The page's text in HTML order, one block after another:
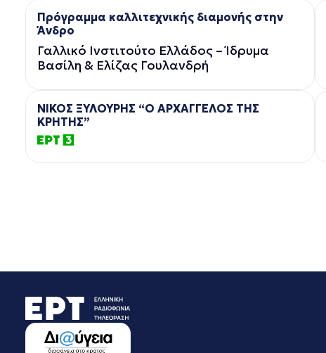
Πρόγραμμα καλλιτεχνικής διαμονής στην
Άνδρο
Γαλλικό Ινστιτούτο Ελλάδος – Ίδρυμα
Βασίλη & Ελίζας Γουλανδρή
ΝΙΚΟΣ ΞΥΛΟΥΡΗΣ “Ο ΑΡΧΑΓΓΕΛΟΣ ΤΗΣ
ΚΡΗΤΗΣ”